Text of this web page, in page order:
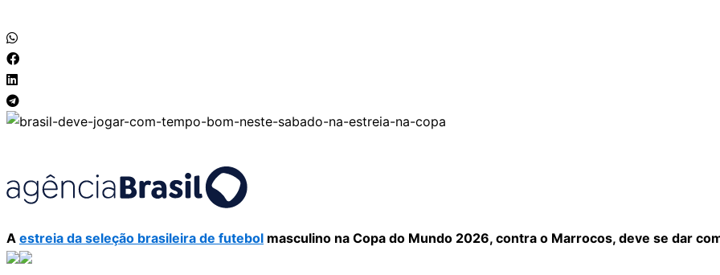
A estreia da seleção brasileira de futebol masculino na Copa do Mundo 2026, contra o Marrocos, deve se dar